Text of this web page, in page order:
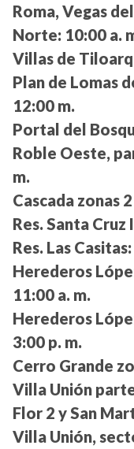
Roma, Vegas
Norte: 10:00 a.
Villas de
Plan de Lomas
12:00 m.
Portal del
Roble Oeste,
m.
Cascada zonas
Res. Santa Cruz
Res. Las Casitas:
Herederos
11:00 a. m.
Herederos
3:00 p. m.
Cerro Grande
Villa Unión
Flor 2 y San
Villa Unión,